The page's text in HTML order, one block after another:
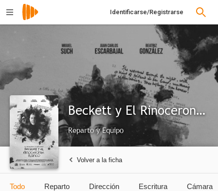
Identificarse/Registrarse
Beckett y El Rinoceronte Blanco
Reparto y Equipo
Volver a la ficha
Todo Reparto Dirección Escritura Cámara